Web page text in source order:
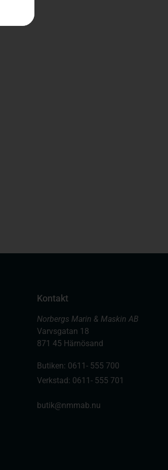
Kontakt
Norbergs Marin & Maskin AB
Varvsgatan 18
871 45 Härnösand
Butiken: 0611- 555 700
Verkstad: 0611- 555 701
butik@nmmab.nu